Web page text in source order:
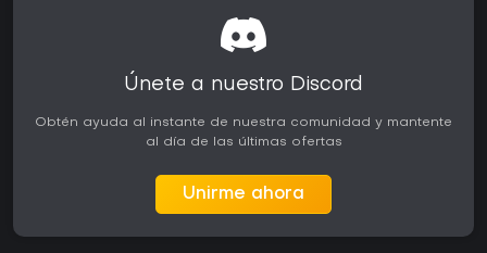
Únete a nuestro Discord
Obtén ayuda al instante de nuestra comunidad y mantente
al día de las últimas ofertas
Unirme ahora